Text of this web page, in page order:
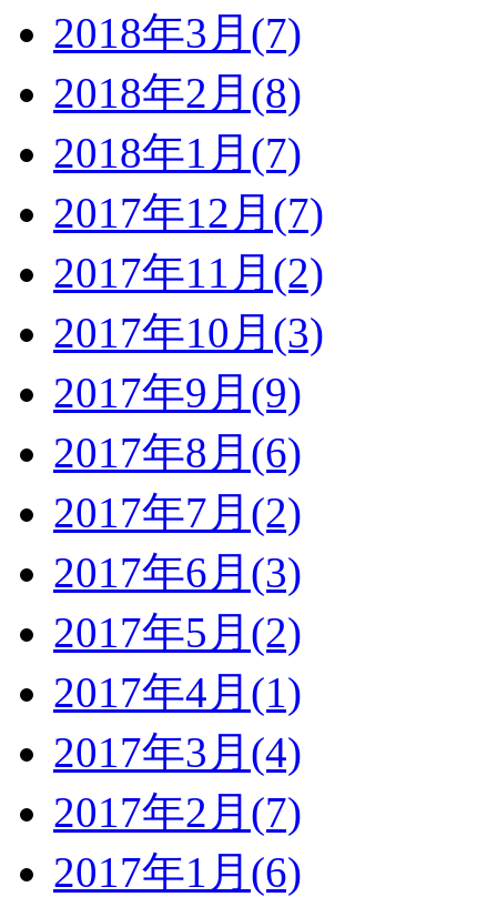
2018年3月(7)
2018年2月(8)
2018年1月(7)
2017年12月(7)
2017年11月(2)
2017年10月(3)
2017年9月(9)
2017年8月(6)
2017年7月(2)
2017年6月(3)
2017年5月(2)
2017年4月(1)
2017年3月(4)
2017年2月(7)
2017年1月(6)